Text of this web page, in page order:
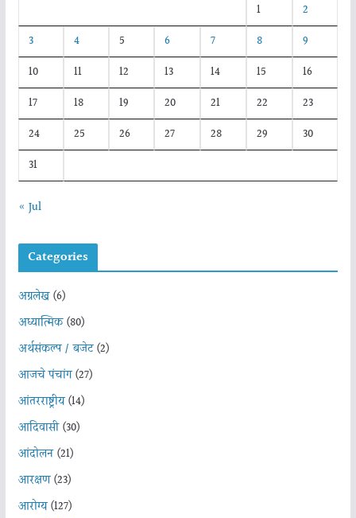
1
2
3
4 5 6 7 8
9
10
11 12 13 14 15
16
17
18 19 20 21 22
23
24
25 26 27 28 29
30
31
« Jul
Categories
अग्रलेख(6)
अध्यात्मिक(80)
अर्थसंकल्प / बजेट(2)
आजचे पंचांग(27)
आंतरराष्ट्रीय(14)
आदिवासी(30)
आंदोलन(21)
आरक्षण(23)
आरोग्य(127)